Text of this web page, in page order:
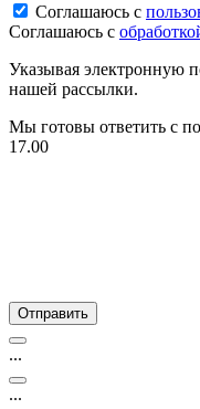
Соглашаюсь c
Соглашаюсь c
Указывая электронную
нашей рассылки.
Мы готовы ответить с
17.00
...
...